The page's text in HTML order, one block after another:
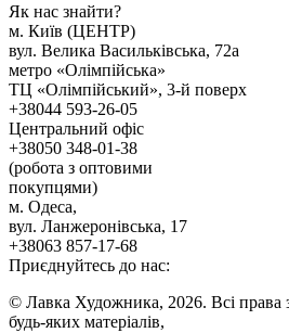
Як наc знайти?
м. Киïв (ЦЕНТР)
вул. Велика Васильківська, 72а
метро «Олімпійська»
ТЦ «Олімпійський», 3-й поверх
+38044 593-26-05
Центральний офіс
+38050 348-01-38
(робота з оптовими
покупцями)
м. Одеса,
вул. Ланжеронівська, 17
+38063 857-17-68
Приєднуйтесь до нас:
© Лавка Художника, 2026. Всі права
будь-яких матеріалів,